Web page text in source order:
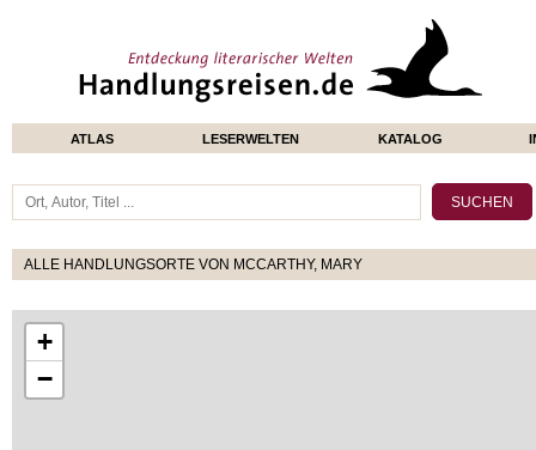
ATLAS LESERWELTEN KATALOG
ALLE HANDLUNGSORTE VON MCCARTHY, MARY
+
−